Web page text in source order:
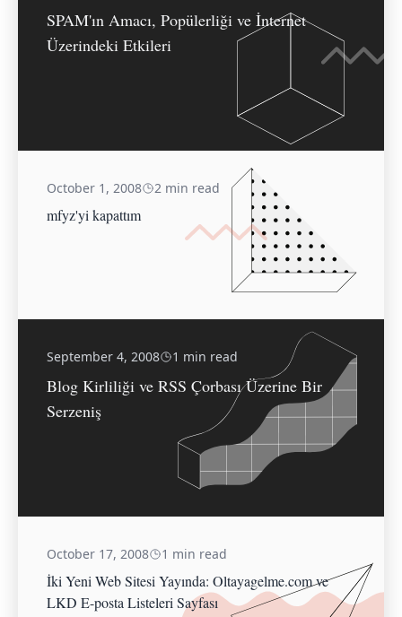
SPAM'ın Amacı, Popülerliği ve İnternet
Üzerindeki Etkileri
October 1, 2008 2 min read
mfyz'yi kapattım
September 4, 2008 1 min read
Blog Kirliliği ve RSS Çorbası Üzerine Bir
Serzeniş
October 17, 2008 1 min read
İki Yeni Web Sitesi Yayında: Oltayagelme.com ve
LKD E-posta Listeleri Sayfası